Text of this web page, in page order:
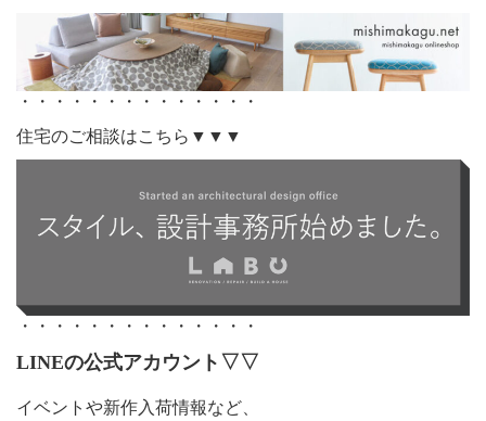
・・・・・・・・・・・・・・
住宅のご相談はこちら▼▼▼
・・・・・・・・・・・・・・
LINEの公式アカウント▽▽
イベントや新作入荷情報など、